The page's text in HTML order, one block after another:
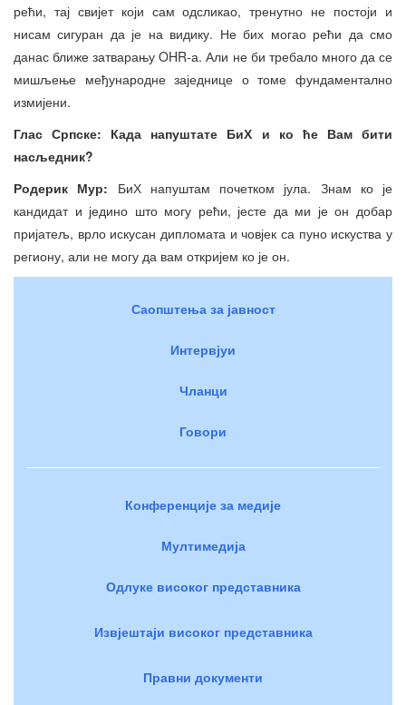
рећи, тај свијет који сам одсликао, тренутно не постоји и
нисам сигуран да је на видику. Не бих могао рећи да смо
данас ближе затварању OHR-а. Али не би требало много да се
мишљење међународне заједнице о томе фундаментално
измијени.
Глас Српске: Када напуштате БиХ и ко ће Вам бити
насљедник?
Родерик Мур: БиХ напуштам почетком јула. Знам ко је
кандидат и једино што могу рећи, јесте да ми је он добар
пријатељ, врло искусан дипломата и човјек са пуно искуства у
региону, али не могу да вам откријем ко је он.
Саопштења за јавност
Интервјуи
Чланци
Говори
Конференције за медије
Мултимедија
Одлуке високог представника
Извјештаји високог представника
Правни документи